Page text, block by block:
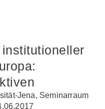
Jena, Seminarraum